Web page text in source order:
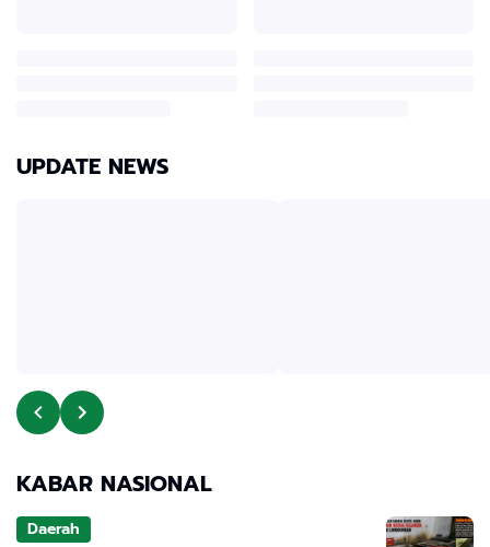
UPDATE NEWS
KABAR NASIONAL
Daerah